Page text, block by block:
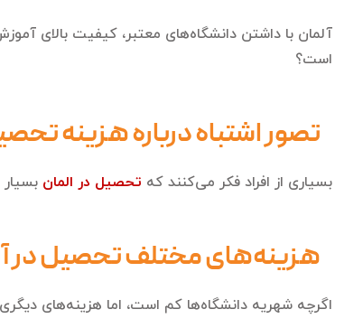
آلمان با داشتن دانشگاه‌های معتبر، کیفیت بالای
است؟
تصور اشتباه درباره هزینه
بسیاری از افراد فکر می‌کنند که تحصیل در المان
هزینه‌های مختلف تحصیل در
اگرچه شهریه دانشگاه‌ها کم است، اما هزینه‌های